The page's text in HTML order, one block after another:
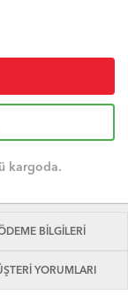
kargoda.
BİLGİLERİ
YORUMLARI